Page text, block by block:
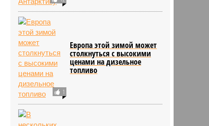
1
Европа этой зимой может
столкнуться с высокими
ценами на дизельное
топливо